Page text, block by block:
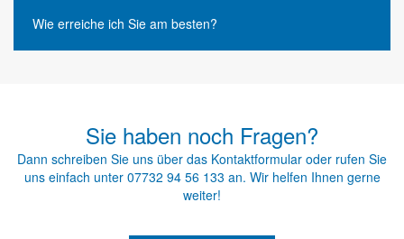
Wie erreiche ich Sie am besten?
Sie haben noch Fragen?
Dann schreiben Sie uns über das Kontaktformular oder rufen Sie
uns einfach unter 07732 94 56 133 an. Wir helfen Ihnen gerne
weiter!